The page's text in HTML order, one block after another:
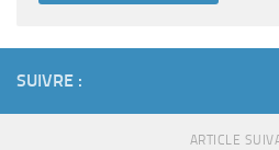
SUIVRE :
ARTICLE